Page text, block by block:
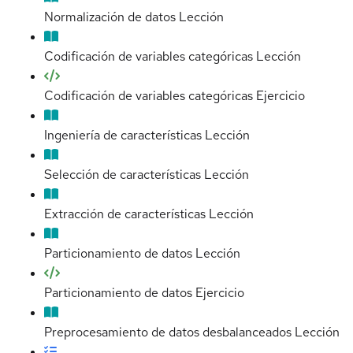
Normalización de datos Lección
Codificación de variables categóricas Lección
Codificación de variables categóricas Ejercicio
Ingeniería de características Lección
Selección de características Lección
Extracción de características Lección
Particionamiento de datos Lección
Particionamiento de datos Ejercicio
Preprocesamiento de datos desbalanceados Lección